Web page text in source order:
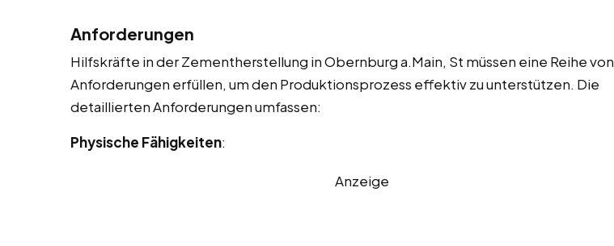
Anforderungen
Hilfskräfte in der Zementherstellung in Obernburg a.Main, St müssen eine Reihe von
Anforderungen erfüllen, um den Produktionsprozess effektiv zu unterstützen. Die
detaillierten Anforderungen umfassen:
Physische Fähigkeiten:
Anzeige